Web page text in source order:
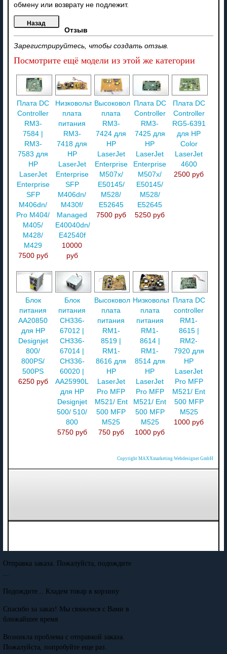
обмену или возврату не подлежит.
Отзыв
Зарегистрируйтесь, чтобы создать отзыв.
Посмотрите ещё модели из этой же категории
Плата DC
Controller
RM3-
7584 |
RM3-
7583 для
HP
LaserJet
Enterprise
SFP
M406dn/
Pro M404/
M405/
M428/
M429
7500 руб
Низковольтная
плата
питания
RM3-
7418 для
HP
LaserJet
Enterprise
SFP
M406dn/
M430f/
Managed
E40040dn/
E42540f
10000
руб
Высоковольтная
плата
RM3-
7424 для
HP
LaserJet
Enterprise
M507x/
E50145/
M528/
E52645
7500 руб
Плата DC
Controller
RM3-
7425 для
HP
LaserJet
Enterprise
M507x/
E50145/
M528/
E52645
5250 руб
Плата DC
Controller
RG5-6391
для HP
Color
LaserJet
4600
2500 руб
Блок
питания
AA20850
для HP
Designjet
800/
800PS/
500PS
6250 руб
Блок
питания
CH336-
67012 |
CH336-
67014 |
CH336-
60020 |
AA25990L
для HP
Designjet
500/ 510/
800
5750 руб
Высоковольтная
плата
питания
RM1-
8519 |
RM1-
8616 для
HP
LaserJet
Pro MFP
M521/ Ent
500 MFP
M525
750 руб
Низковольтная
плата
питания
RM1-
8614 |
RM1-
8514 для
HP
LaserJet
Pro MFP
M521/ Ent
500 MFP
M525
1000 руб
Плата DC
controller
RM1-
8615 |
RM2-
7920 для
HP
LaserJet
Pro MFP
M521/ Ent
500 MFP
M525
1000 руб
Copyright MAXXmarketing Webdesigner GmbH
Отправка заказа. Пожалуйста, подождите
...
Подождите... Кладем товар в корзину
Спасибо за заказ! Мы свяжемся с Вами в
ближайшее время
Возникла проблема с отправкой заказа.
Пожалуйста, попробуйте еще раз.